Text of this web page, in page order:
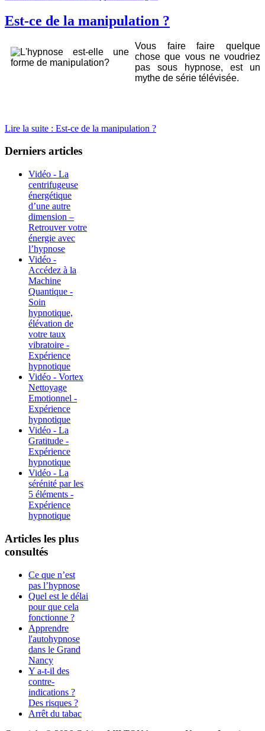
Est-ce de la manipulation ?
Vous faire faire quelque
chose que vous ne voudriez
pas sous hypnose, est un
mythe de série télévisée.
Lire la suite : Est-ce de la manipulation ?
Derniers articles
Vidéo - La
centrifugeuse
énergétique
d’une autre
dimension –
Retrouver votre
énergie avec
l’hypnose
Vidéo -
Accédez à la
Machine
Quantique -
Soin
hypnotique,
élévation de
votre taux
vibratoire -
Expérience
hypnotique
Vidéo - Vortex
Nettoyage
Emotionnel -
Expérience
hypnotique
Vidéo - La
Gratitude -
Expérience
hypnotique
Vidéo - La
sérénité par les
5 éléments -
Expérience
hypnotique
Articles les plus
consultés
Ce que n’est
pas l’hypnose
Quel est le délai
pour que cela
fonctionne ?
Apprendre
l'autohypnose
dans le Grand
Nancy
Y a-t-il des
contre-
indications ?
Des risques ?
Arrêt du tabac